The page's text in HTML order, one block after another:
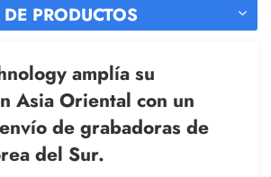
PRODUCTOS
amplía su
Asia Oriental con un
de grabadoras de
del Sur.